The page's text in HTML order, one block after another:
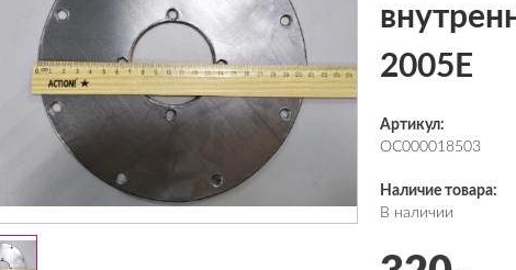
2005E
Артикул:
ОС000018503
Наличие товара:
В наличии